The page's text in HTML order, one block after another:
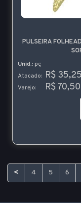
PULSEIRA
Unid.: pç
Atacado: R$ 35,25
Varejo: R$ 70,50
< 4 5 6